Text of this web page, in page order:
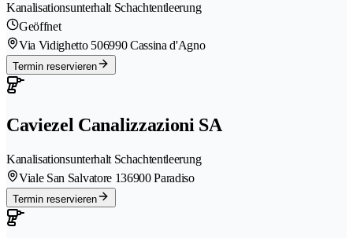
Kanalisationsunterhalt Schachtentleerung
Geöffnet
Via Vidighetto 506990 Cassina d'Agno
Termin reservieren
Caviezel Canalizzazioni SA
Kanalisationsunterhalt Schachtentleerung
Viale San Salvatore 136900 Paradiso
Termin reservieren